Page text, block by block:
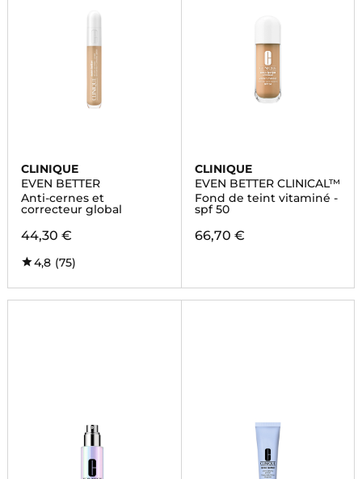
CLINIQUE
EVEN BETTER
Anti-cernes et
correcteur global
44,30 €
4,8 (75)
CLINIQUE
EVEN BETTER CLINICAL™
Fond de teint vitaminé -
spf 50
66,70 €